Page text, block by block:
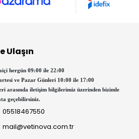
Ulaşın
hergün 09:00 ile 22:00
ve Pazar Günleri 10:00 ile 17:00
arasında iletişim bilgilerimiz üzerinden bizimle
geçebilirsiniz.
05518467550
mail@vetinova.com.tr